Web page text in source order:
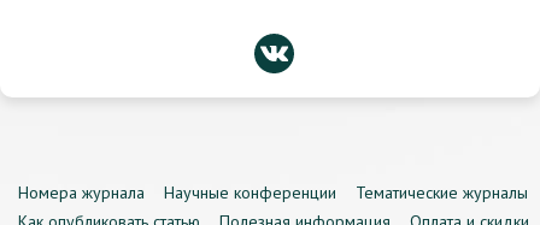
Номера журнала Научные конференции
Тематические журналы